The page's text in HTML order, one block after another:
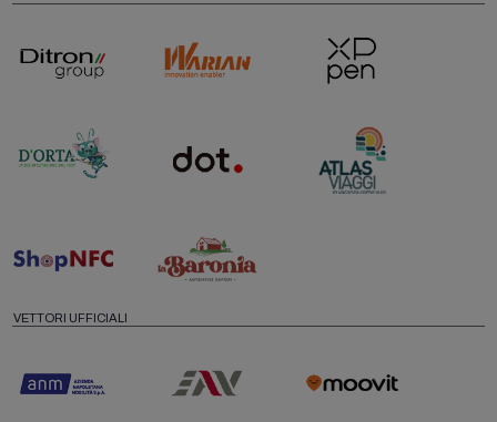
VETTORI UFFICIALI